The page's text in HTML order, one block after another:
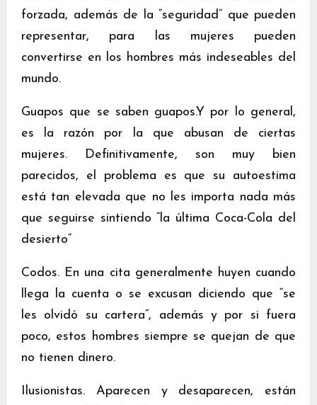
forzada, además de la “seguridad” que pueden
representar, para las mujeres pueden
convertirse en los hombres más indeseables del
mundo.
Guapos que se saben guapos.Y por lo general,
es la razón por la que abusan de ciertas
mujeres. Definitivamente, son muy bien
parecidos, el problema es que su autoestima
está tan elevada que no les importa nada más
que seguirse sintiendo “la última Coca-Cola del
desierto”
Codos. En una cita generalmente huyen cuando
llega la cuenta o se excusan diciendo que “se
les olvidó su cartera”, además y por si fuera
poco, estos hombres siempre se quejan de que
no tienen dinero.
Ilusionistas. Aparecen y desaparecen, están